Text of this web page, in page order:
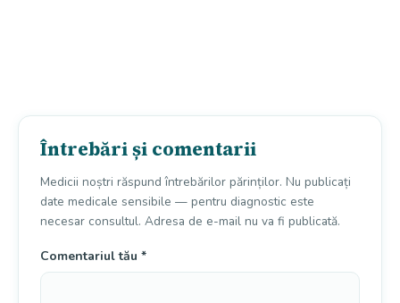
Întrebări și comentarii
Medicii noștri răspund întrebărilor părinților. Nu publicați
date medicale sensibile — pentru diagnostic este
necesar consultul. Adresa de e-mail nu va fi publicată.
Comentariul tău *